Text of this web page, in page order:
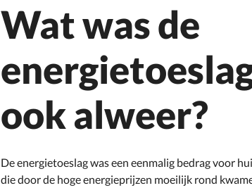
Wat was de
ook alweer?
De energietoeslag was een eenmalig bedrag voor
die door de hoge energieprijzen moeilijk rond